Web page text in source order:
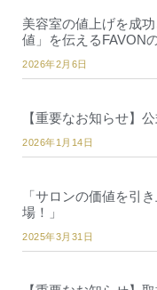
美容室の値上げを成
値」を伝えるFAVON
2026年2月6日
【重要なお知らせ】
2026年1月14日
「サロンの価値を引
場！」
2025年3月31日